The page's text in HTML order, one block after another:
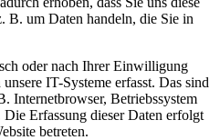
B. um Daten handeln, die Sie in
oder nach Ihrer Einwilligung
IT-Systeme erfasst. Das sind
Internetbrowser, Betriebssystem
Erfassung dieser Daten erfolgt
betreten.